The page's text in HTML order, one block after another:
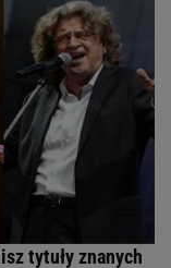
tytuły znanych